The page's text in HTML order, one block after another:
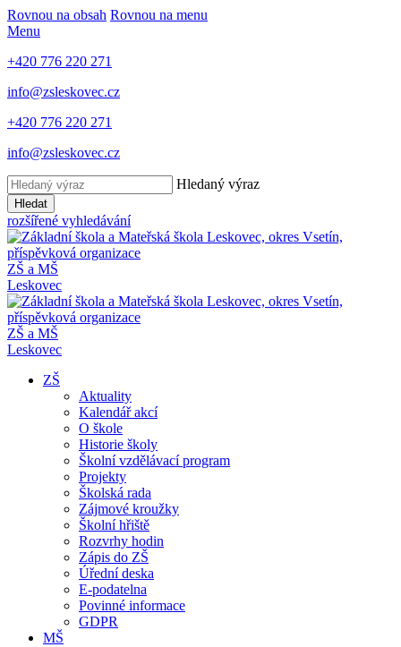
Rovnou na obsah Rovnou na menu
Menu
+420 776 220 271
info@zsleskovec.cz
+420 776 220 271
info@zsleskovec.cz
Hledaný výraz
Hledat
rozšířené vyhledávání
ZŠ a MŠ
Leskovec
ZŠ a MŠ
Leskovec
ZŠ
Aktuality
Kalendář akcí
O škole
Historie školy
Školní vzdělávací program
Projekty
Školská rada
Zájmové kroužky
Školní hřiště
Rozvrhy hodin
Zápis do ZŠ
Úřední deska
E-podatelna
Povinné informace
GDPR
MŠ